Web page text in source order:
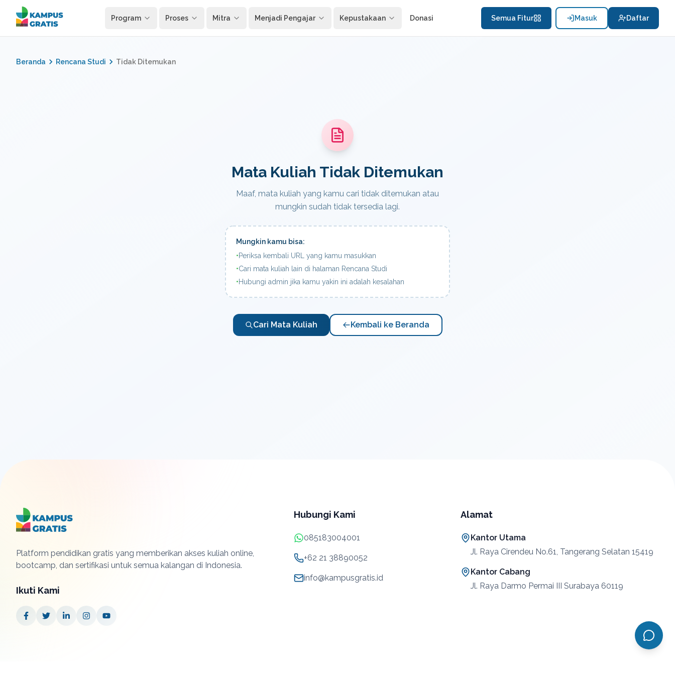
Langsung ke konten utama
Program Proses Mitra Menjadi Pengajar Kepustakaan Donasi Semua Fitur Masuk Daftar
Beranda Rencana Studi Tidak Ditemukan
Mata Kuliah Tidak Ditemukan
Maaf, mata kuliah yang kamu cari tidak ditemukan atau
mungkin sudah tidak tersedia lagi.
Mungkin kamu bisa:
•Periksa kembali URL yang kamu masukkan
•Cari mata kuliah lain di halaman Rencana Studi
•Hubungi admin jika kamu yakin ini adalah kesalahan
Cari Mata Kuliah Kembali ke Beranda
Platform pendidikan gratis yang memberikan akses kuliah online,
bootcamp, dan sertifikasi untuk semua kalangan di Indonesia.
Ikuti Kami
Hubungi Kami
085183004001
+62 21 38890052
info@kampusgratis.id
Alamat
Kantor Utama
Jl. Raya Cirendeu No.61, Tangerang Selatan 15419
Kantor Cabang
Jl. Raya Darmo Permai III Surabaya 60119